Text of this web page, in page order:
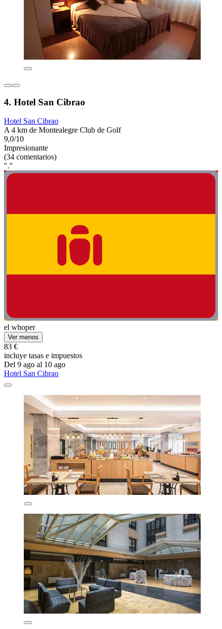
4. Hotel San Cibrao
Hotel San Cibrao
A 4 km de Montealegre Club de Golf
9,0/10
Impresionante
(34 comentarios)
"."
el whoper
Ver menos
83 €
incluye tasas e impuestos
Del 9 ago al 10 ago
Hotel San Cibrao